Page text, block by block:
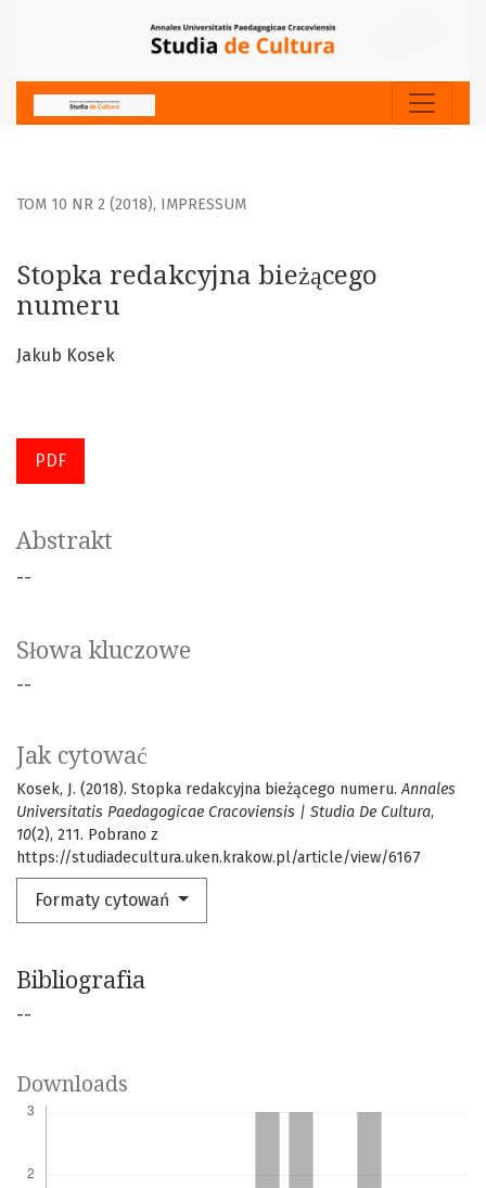
TOM 10 NR 2 (2018), IMPRESSUM
Stopka redakcyjna bieżącego
numeru
Jakub Kosek
PDF
Słowa kluczowe
--
Jak cytować
Kosek, J. (2018). Stopka redakcyjna bieżącego numeru.Annales
Universitatis Paedagogicae Cracoviensis | Studia De Cultura,
10(2), 211. Pobrano z
https://studiadecultura.uken.krakow.pl/article/view/6167
Formaty cytowań
Abstrakt
--
Bibliografia
--
Downloads